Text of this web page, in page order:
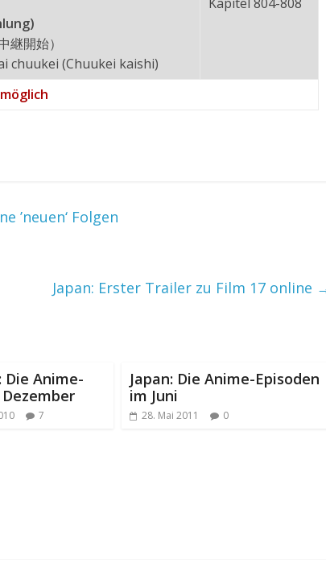
継開始）
chuukei (Chuukei kaishi)
’neuen‘ Folgen
Japan: Erster Trailer zu Film 17 online
Die Anime-
7
Japan: Die Anime-Episoden
im Juni
28. Mai 2011 0